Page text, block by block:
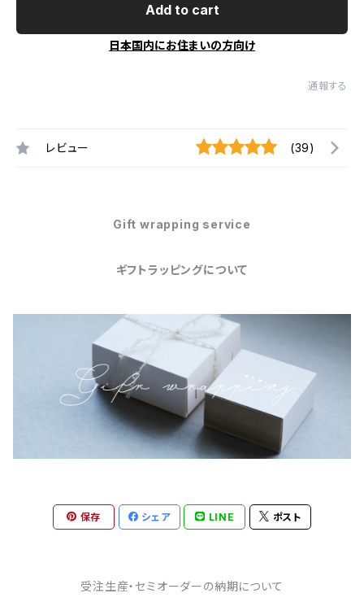
Add to cart
日本国内にお住まいの方向け
通報する
レビュー (39)
Gift wrapping service
ギフトラッピングについて
保存 シェア LINE ポスト
受注生産・セミオーダーの納期について